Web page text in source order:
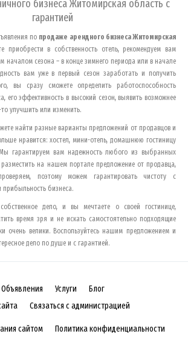
бизнесаЖитомирская область с
гарантией
по продаже арендного бизнесаЖитомирская
приобрести в собственность отель, рекомендуем вам
началом сезона – в конце зимнего периода или в начале
вам уже в первый сезон заработать и получить
вы сразу сможете определить работоспособность
его эффективность в высокий сезон, выявить возможнее
улучшить или изменить.
найти разные варианты предложений от продавцов и
нравится: хостел, мини-отель, домашнюю гостиницу
гарантируем вам надежность любого из выбранных
на нашем портале предложение от продавца,
поэтому можем гарантировать чистоту с
бизнеса.
дело, и вы мечтаете о своей гостинице,
время зря и не искать самостоятельно подходящие
очень велики. Воспользуйтесь нашим предложением и
дело по душе и с гарантией.
Объявления Услуги
Блог
Связаться с администрацией
сайтом Политика конфиденциальности